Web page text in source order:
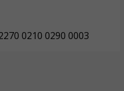
0210 0290 0003